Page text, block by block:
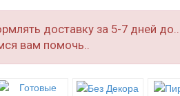
доставку за 5-7 дней
вам помочь..